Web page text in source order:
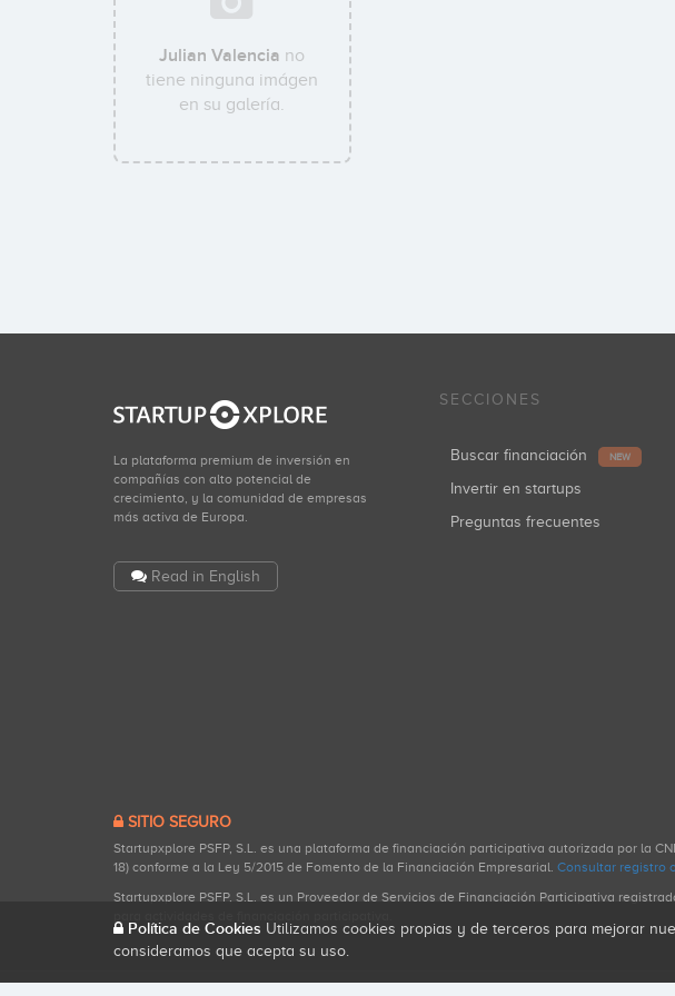
Julian Valencia no
tiene ninguna imágen
en su galería.
La plataforma premium de inversión en
compañías con alto potencial de
crecimiento, y la comunidad de empresas
más activa de Europa.
Read in English
SECCIONES
Buscar financiación NEW
Invertir en startups
Preguntas frecuentes
SITIO SEGURO
Startupxplore PSFP, S.L. es una plataforma de financiación participativa autorizada por la
18) conforme a la Ley 5/2015 de Fomento de la Financiación Empresarial. Consultar registro
Startupxplore PSFP, S.L. es un Proveedor de Servicios de Financiación Participativa
Política de Cookies Utilizamos cookies propias y de terceros para mejorar
consideramos que acepta su uso.